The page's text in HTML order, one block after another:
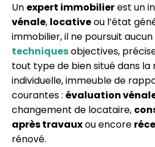
Un expert immobilierest un
vénale, locativeou l’état
immobilier, il ne poursuit
techniquesobjectives,
tout type de bien situé dans
individuelle, immeuble de
courantes : évaluation
changement de locataire,
après travauxou encore
rénové.